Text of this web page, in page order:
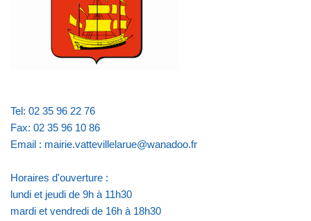
Tel: 02 35 96 22 76
Fax: 02 35 96 10 86
Email : mairie.vattevillelarue@wanadoo.fr
Horaires d'ouverture :
lundi et jeudi de 9h à 11h30
mardi et vendredi de 16h à 18h30